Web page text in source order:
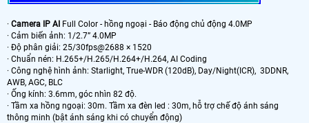
· Camera IP AI Full Color - hồng ngoại - Báo động chủ động 4.0MP
· Cảm biến ảnh: 1/2.7” 4.0MP
· Độ phân giải: 25/30fps@2688 × 1520
· Chuẩn nén: H.265+/H.265/H.264+/H.264, AI Coding
· Công nghệ hình ảnh: Starlight, True-WDR (120dB), Day/Night(ICR), 3DDNR,
AWB, AGC, BLC
· Ống kính: 3.6mm, góc nhìn 82 độ.
· Tầm xa hồng ngoại: 30m. Tầm xa đèn led : 30m, hỗ trợ chế độ ánh sáng
thông minh (bật ánh sáng khi có chuyển động)